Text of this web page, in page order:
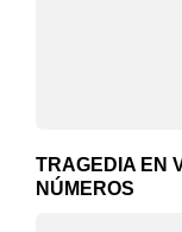
TRAGEDIA EN
NÚMEROS